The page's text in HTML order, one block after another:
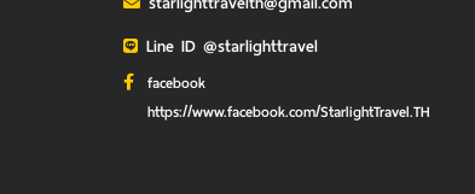
Line ID @starlighttravel
facebook
https://www.facebook.com/StarlightTravel.TH